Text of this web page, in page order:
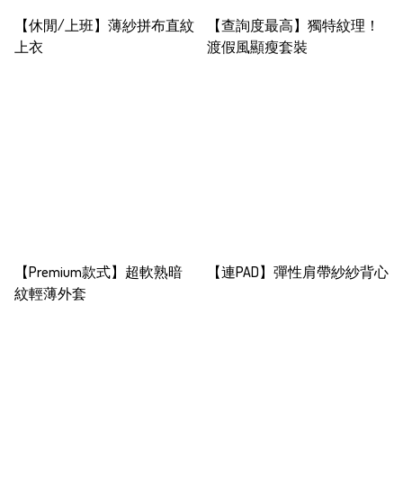
【休閒/上班】薄紗拼布直紋
上衣
【查詢度最高】獨特紋理！
渡假風顯瘦套裝
【Premium款式】超軟熟暗
紋輕薄外套
【連PAD】彈性肩帶紗紗背心